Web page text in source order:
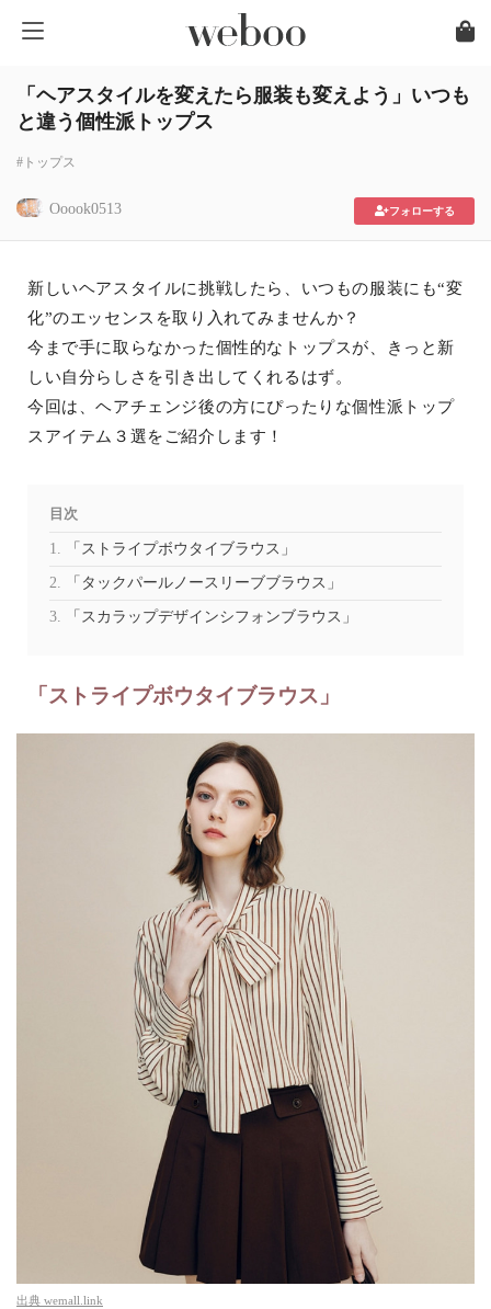
「ヘアスタイルを変えたら服装も変えよう」いつも
と違う個性派トップス
#トップス
Ooook0513 フォローする
新しいヘアスタイルに挑戦したら、いつもの服装にも“変
化”のエッセンスを取り入れてみませんか？
今まで手に取らなかった個性的なトップスが、きっと新
しい自分らしさを引き出してくれるはず。
今回は、ヘアチェンジ後の方にぴったりな個性派トップ
スアイテム３選をご紹介します！
目次
「ストライプボウタイブラウス」
「タックパールノースリーブブラウス」
「スカラップデザインシフォンブラウス」
「ストライプボウタイブラウス」
出典 wemall.link